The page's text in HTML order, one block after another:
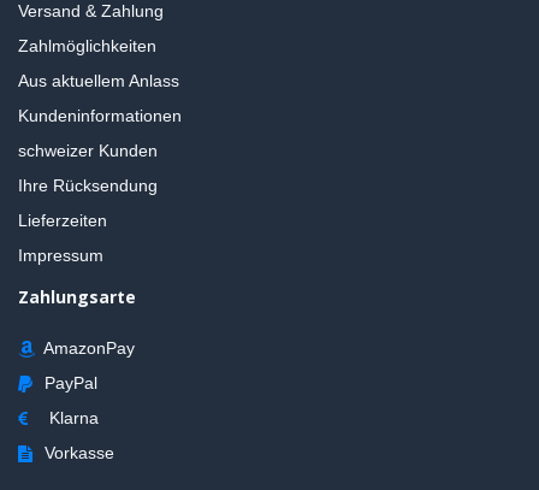
Versand & Zahlung
Zahlmöglichkeiten
Aus aktuellem Anlass
Kundeninformationen
schweizer Kunden
Ihre Rücksendung
Lieferzeiten
Impressum
Zahlungsarte
AmazonPay
PayPal
Klarna
Vorkasse